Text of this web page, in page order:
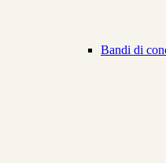
Bandi di